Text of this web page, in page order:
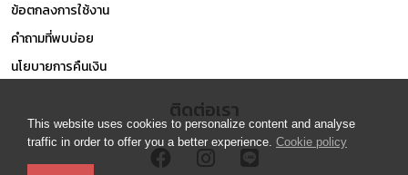
This website uses cookies to personalize content and analyse
traffic in order to offer you a better experience. Cookie policy
ข้อตกลงการใช้งาน
คำถามที่พบบ่อย
นโยบายการคืนเงิน
ติดต่อเรา